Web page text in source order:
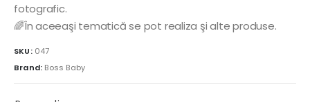
fost:
3,30 lei.
fotografic.
🌈În aceeaşi tematică se pot realiza şi alte produse.
SKU: 047
Brand: Boss Baby